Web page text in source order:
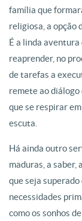
família que
religiosa, a opção
É a linda aventura
reaprender, no
de tarefas a
remete ao diálogo
que se respirar
escuta.
Há ainda outro
maduras, a saber,
que seja
necessidades
como os sonhos